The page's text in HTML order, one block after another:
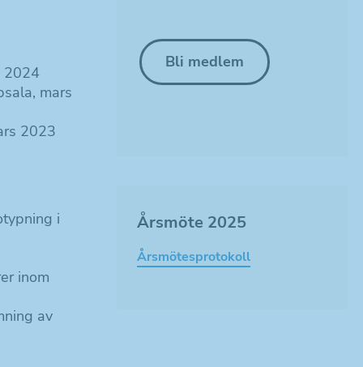
2024
mars
2023
i
inom
av
Bli medlem
Årsmöte 2025
Årsmötesprotokoll